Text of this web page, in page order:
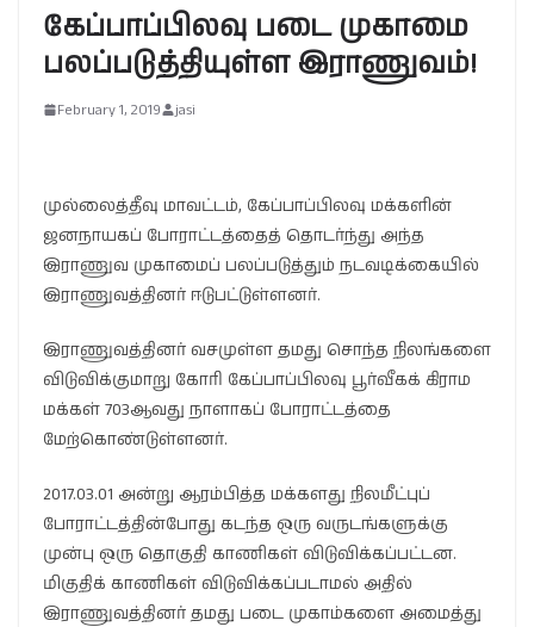
கேப்பாப்பிலவு படை முகாமை
பலப்படுத்தியுள்ள இராணுவம்!
February 1, 2019 jasi
முல்லைத்தீவு மாவட்டம், கேப்பாப்பிலவு மக்களின்
ஜனநாயகப் போராட்டத்தைத் தொடர்ந்து அந்த
இராணுவ முகாமைப் பலப்படுத்தும் நடவடிக்கையில்
இராணுவத்தினர் ஈடுபட்டுள்ளனர்.
இராணுவத்தினர் வசமுள்ள தமது சொந்த நிலங்களை
விடுவிக்குமாறு கோரி கேப்பாப்பிலவு பூர்வீகக் கிராம
மக்கள் 703ஆவது நாளாகப் போராட்டத்தை
மேற்கொண்டுள்ளனர்.
2017.03.01 அன்று ஆரம்பித்த மக்களது நிலமீட்புப்
போராட்டத்தின்போது கடந்த ஒரு வருடங்களுக்கு
முன்பு ஒரு தொகுதி காணிகள் விடுவிக்கப்பட்டன.
மிகுதிக் காணிகள் விடுவிக்கப்படாமல் அதில்
இராணுவத்தினர் தமது படை முகாம்களை அமைத்து